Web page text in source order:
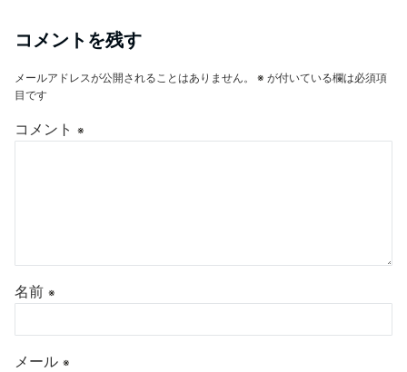
コメントを残す
メールアドレスが公開されることはありません。 ※ が付いている欄は必須項
目です
コメント ※
名前 ※
メール ※